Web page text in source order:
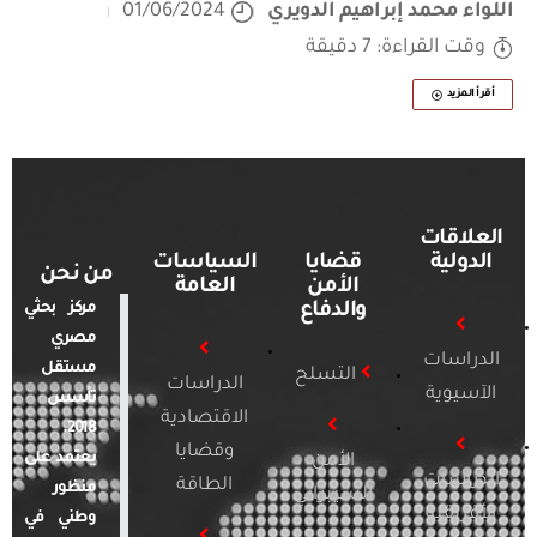
اللواء محمد إبراهيم الدويري
01/06/2024
وقت القراءة: 7 دقيقة
أقرأ المزيد
العلاقات
الدولية
الدراسات
الآسيوية
الدراسات
الأفريقية
قضايا
الأمن
والدفاع
التسلح
الأمن
السيبراني
السياسات
العامة
الدراسات
الاقتصادية
وقضايا
الطاقة
من نحن
مركز بحثي
مصري
مستقل
تأسس
2018.
يعتمد على
منظور
وطني في